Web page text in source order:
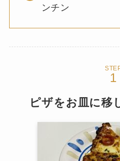
ンチン
ピザをお皿に移